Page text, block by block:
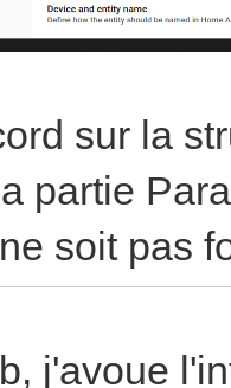
sur la
partie
soit pas
j'avoue